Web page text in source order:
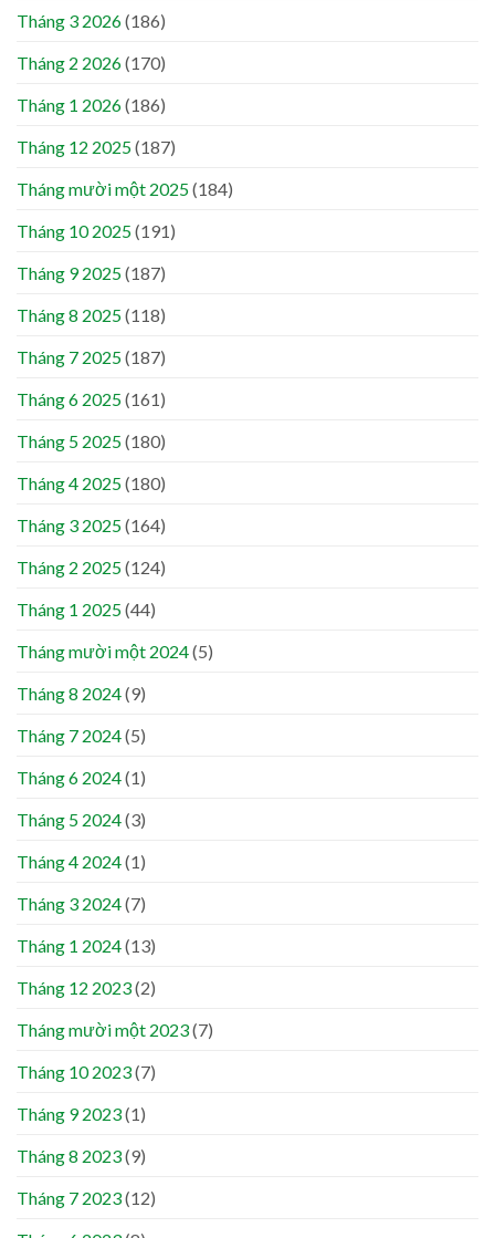
Tháng 3 2026(186)
Tháng 2 2026(170)
Tháng 1 2026(186)
Tháng 12 2025(187)
Tháng mười một 2025(184)
Tháng 10 2025(191)
Tháng 9 2025(187)
Tháng 8 2025(118)
Tháng 7 2025(187)
Tháng 6 2025(161)
Tháng 5 2025(180)
Tháng 4 2025(180)
Tháng 3 2025(164)
Tháng 2 2025(124)
Tháng 1 2025(44)
Tháng mười một 2024(5)
Tháng 8 2024(9)
Tháng 7 2024(5)
Tháng 6 2024(1)
Tháng 5 2024(3)
Tháng 4 2024(1)
Tháng 3 2024(7)
Tháng 1 2024(13)
Tháng 12 2023(2)
Tháng mười một 2023(7)
Tháng 10 2023(7)
Tháng 9 2023(1)
Tháng 8 2023(9)
Tháng 7 2023(12)